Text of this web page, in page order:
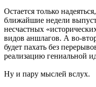
Остается только
ближайшие недели
несчастных
видов аншлагов. А во-
будет пахать без
реализацию гениальной
Ну и пару мыслей вслух.